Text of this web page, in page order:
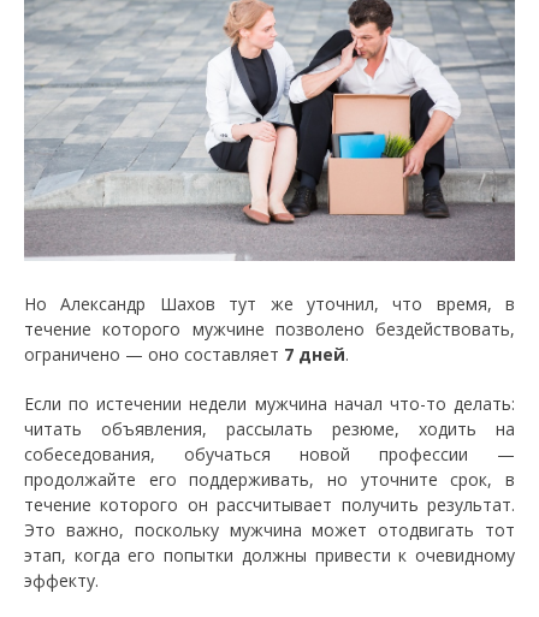
Но Александр Шахов тут же уточнил, что время, в
течение которого мужчине позволено бездействовать,
ограничено — оно составляет 7 дней.
Если по истечении недели мужчина начал что-то делать:
читать объявления, рассылать резюме, ходить на
собеседования, обучаться новой профессии —
продолжайте его поддерживать, но уточните срок, в
течение которого он рассчитывает получить результат.
Это важно, поскольку мужчина может отодвигать тот
этап, когда его попытки должны привести к очевидному
эффекту.